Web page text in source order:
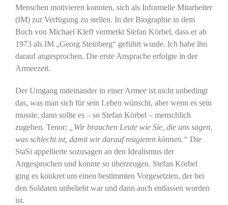
Menschen motivieren konnten, sich als Informelle Mitarbeiter
(IM) zur Verfügung zu stellen. In der Biographie in dem
Buch von Michael Kleff vermerkt Stefan Körbel, dass er ab
1973 als IM „Georg Steinberg“ geführt wurde. Ich habe ihn
darauf angesprochen. Die erste Ansprache erfolgte in der
Armeezeit.
Der Umgang miteinander in einer Armee ist nicht unbedingt
das, was man sich für sein Leben wünscht, aber wenn es sein
musste, dann sollte es – so Stefan Körbel – menschlich
zugehen. Tenor:
„Wir brauchen Leute wie Sie, die uns sagen,
was schlecht ist, damit wir darauf reagieren können.“ Die
StaSi appellierte sozusagen an den Idealismus der
Angesprochen und konnte so überzeugen. Stefan Körbel
ging es konkret um einen bestimmten Vorgesetzten, der bei
den Soldaten unbeliebt war und dann auch entlassen worden
ist.